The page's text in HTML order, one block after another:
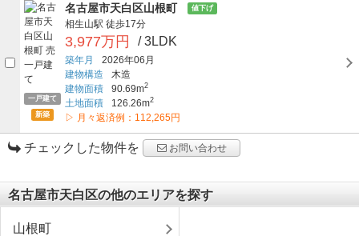
一戸建て
新築
名古屋市天白区山根町 値下げ
相生山駅 徒歩17分
3,977万円 / 3LDK
築年月
2026年06月
建物構造
木造
建物面積
90.69m2
土地面積 126.26m2
▷ 月々返済例：112,265円
チェックした物件を お問い合わせ
名古屋市天白区の他のエリアを探す
山根町